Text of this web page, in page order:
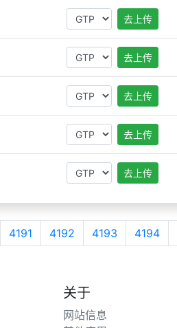
去上传
去上传
去上传
去上传
去上传
4191 4192 4193 4194
关于
网站信息